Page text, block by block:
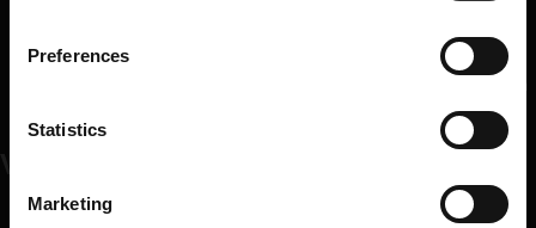
Preferences
Statistics
Marketing
Naturligt duktigt på att bygga långsiktiga relationer utan att
tappa fokus på affären
En nyckelroll i ett framgångsrikt och växande svenskt